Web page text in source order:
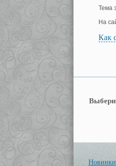
Тема
На
Как
Новинки